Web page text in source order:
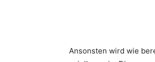
Ansonsten wird wie